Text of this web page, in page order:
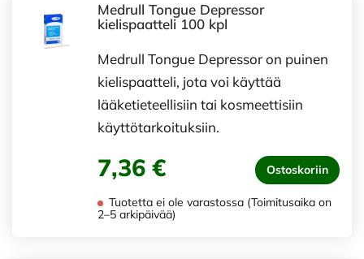
Medrull Tongue Depressor
kielispaatteli 100 kpl
Medrull Tongue Depressor on puinen
kielispaatteli, jota voi käyttää
lääketieteellisiin tai kosmeettisiin
käyttötarkoituksiin.
7,36 € Ostoskoriin
Tuotetta ei ole varastossa (Toimitusaika on
2–5 arkipäivää)